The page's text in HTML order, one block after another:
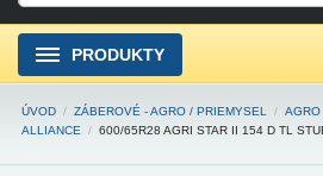
PRODUKTY
ÚVOD / ZÁBEROVÉ - AGRO / PRIEMYSEL / AGRO
ALLIANCE
/ 600/65R28 AGRI STAR II 154 D TL